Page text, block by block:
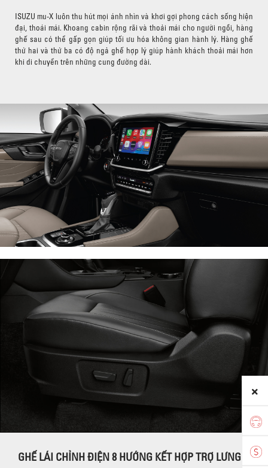
ISUZU mu-X luôn thu hút mọi ánh nhìn và khơi gợi phong cách sống hiện
đại, thoái mái. Khoang cabin rộng rãi và thoải mái cho người ngồi, hàng
ghế sau có thể gấp gọn giúp tối ưu hóa không gian hành lý. Hàng ghế
thứ hai và thứ ba có độ ngả ghế hợp lý giúp hành khách thoải mái hơn
khi di chuyển trên những cung đường dài.
GHẾ LÁI CHỈNH ĐIỆN 8 HƯỚNG KẾT HỢP TRỢ LƯNG